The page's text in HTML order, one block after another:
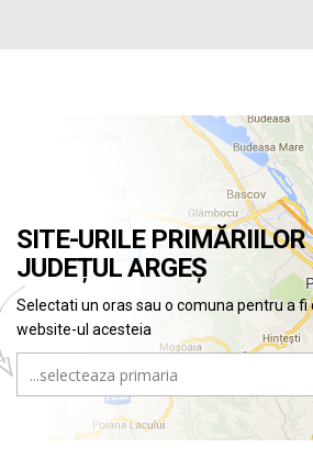
SITE-URILE PRIMĂRIILOR
JUDEȚUL ARGEȘ
Selectati un oras sau o comuna pentru a
website-ul acesteia